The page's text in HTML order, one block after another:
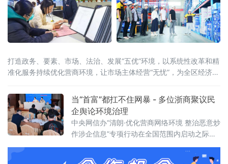
打造政务、要素、市场、法治、发展“五优”环境，以系统性改革和精
准化服务持续优化营商环境，让市场主体经营“无忧”，为全区经济高
创新激活创新引擎“过去申报高新技术企业，得先自掏腰包申专利、
备材料，资金压力特别大。现
当“首富”都扛不住网暴 - 多位浙商聚议民
企舆论环境治理
中央网信办“清朗·优化营商网络环境 整治恶意炒
作涉企信息”专项行动在全国范围内启动之际，
在杭州召开。10余家中央及地方新闻媒体代